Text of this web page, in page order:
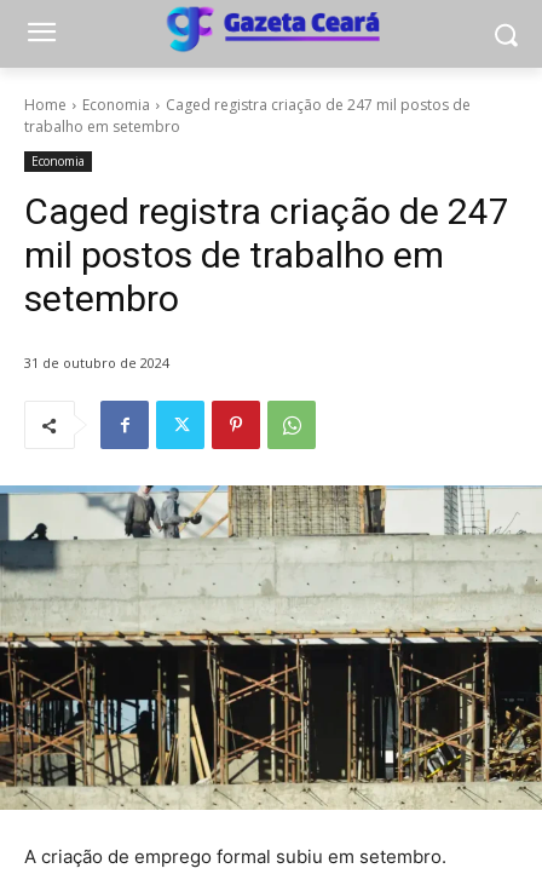
Home Economia
Caged registra criação de 247 mil postos de
trabalho em setembro
Economia
Caged registra criação de 247
mil postos de trabalho em
setembro
31 de outubro de 2024
A criação de emprego formal subiu em setembro.